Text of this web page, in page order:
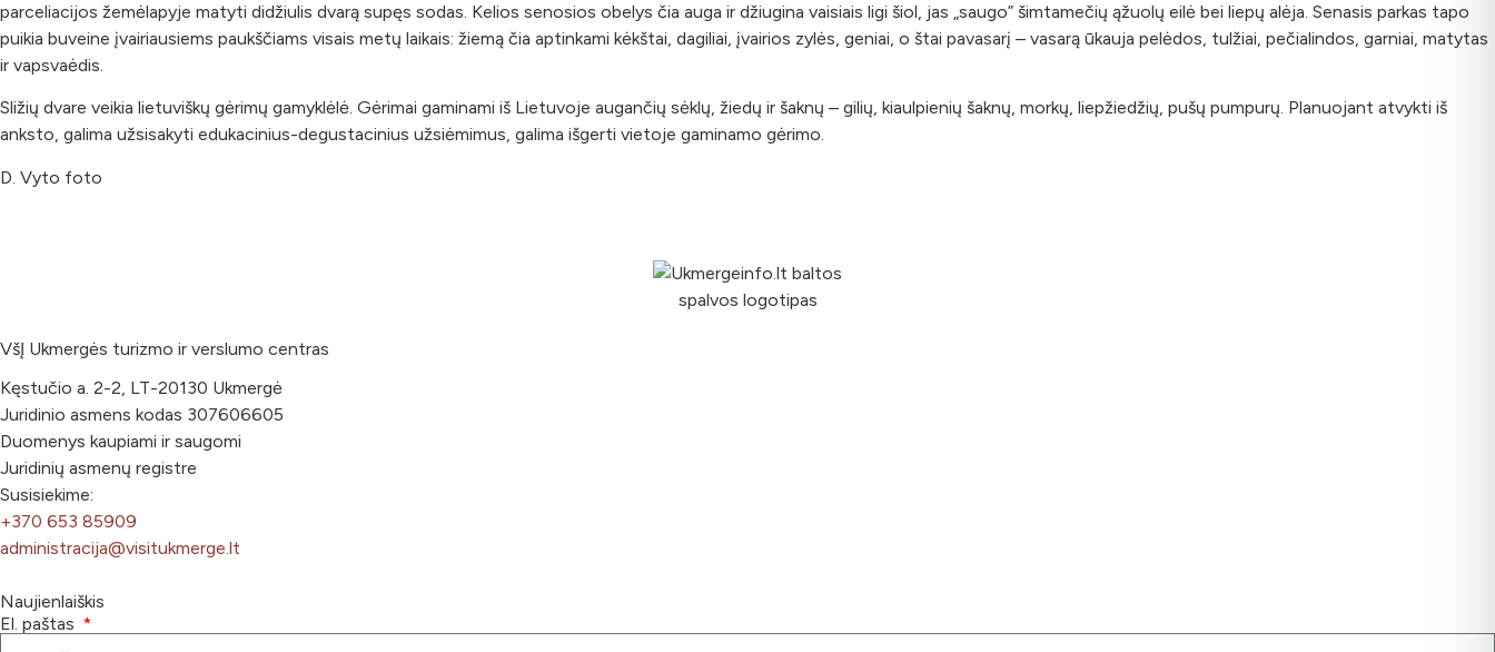
parceliacijos žemėlapyje matyti didžiulis dvarą supęs sodas. Kelios senosios obelys čia auga ir džiugina vaisiais ligi šiol, jas „saugo” šimtamečių ąžuolų eilė bei liepų alėja. Senasis parkas tapo
puikia buveine įvairiausiems paukščiams visais metų laikais: žiemą čia aptinkami kėkštai, dagiliai, įvairios zylės, geniai, o štai pavasarį – vasarą ūkauja pelėdos, tulžiai, pečialindos, garniai, matytas
ir vapsvaėdis.
Sližių dvare veikia lietuviškų gėrimų gamyklėlė. Gėrimai gaminami iš Lietuvoje augančių sėklų, žiedų ir šaknų – gilių, kiaulpienių šaknų, morkų, liepžiedžių, pušų pumpurų. Planuojant atvykti iš
anksto, galima užsisakyti edukacinius-degustacinius užsiėmimus, galima išgerti vietoje gaminamo gėrimo.
D. Vyto foto
VšĮ Ukmergės turizmo ir verslumo centras
Kęstučio a. 2-2, LT-20130 Ukmergė
Juridinio asmens kodas 307606605
Duomenys kaupiami ir saugomi
Juridinių asmenų registre
Susisiekime:
+370 653 85909
administracija@visitukmerge.lt
Naujienlaiškis
El. paštas